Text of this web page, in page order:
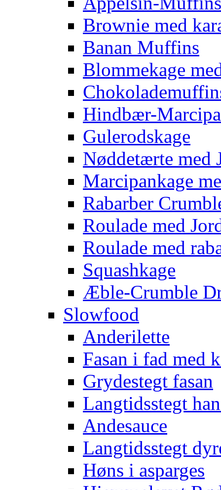
Brownie med
Banan Muffins
Blommekage
Hindbær-
Gulerodskage
Nøddetærte med
Marcipankage
Rabarber
Roulade med
Roulade med
Squashkage
Æble-Crumble
Slowfood
Anderilette
Fasan i fad med
Grydestegt fasan
Langtidsstegt
Andesauce
Langtidsstegt
Høns i asparges